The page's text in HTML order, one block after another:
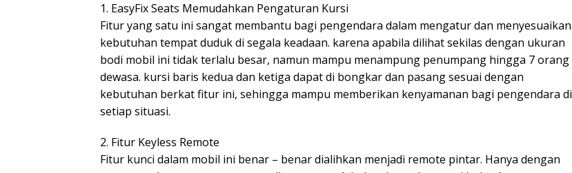
1. EasyFix Seats Memudahkan Pengaturan Kursi
Fitur yang satu ini sangat membantu bagi pengendara dalam mengatur dan menyesuaikan
kebutuhan tempat duduk di segala keadaan. karena apabila dilihat sekilas dengan ukuran
bodi mobil ini tidak terlalu besar, namun mampu menampung penumpang hingga 7 orang
dewasa. kursi baris kedua dan ketiga dapat di bongkar dan pasang sesuai dengan
kebutuhan berkat fitur ini, sehingga mampu memberikan kenyamanan bagi pengendara di
setiap situasi.
2. Fitur Keyless Remote
Fitur kunci dalam mobil ini benar – benar dialihkan menjadi remote pintar. Hanya dengan